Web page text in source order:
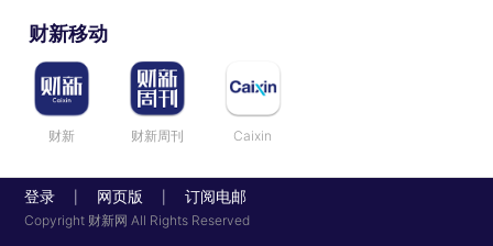
财新移动
财新 财新周刊 Caixin
登录 网页版 订阅电邮
Copyright 财新网 All Rights Reserved